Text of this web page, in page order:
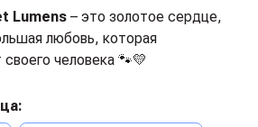
Lumens – это золотое сердце,
любовь, которая
человека 🐾💛